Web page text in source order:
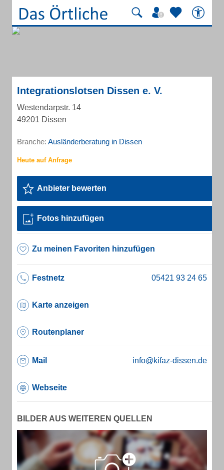
Integrationslotsen Dissen e. V.
Westendarpstr. 14
49201 Dissen
Branche: Ausländerberatung in Dissen
Anbieter bewerten
Fotos hinzufügen
Zu meinen Favoriten hinzufügen
Festnetz
Karte anzeigen
Routenplaner
Mail info@kifaz-dissen.de
Webseite
BILDER AUS WEITEREN QUELLEN